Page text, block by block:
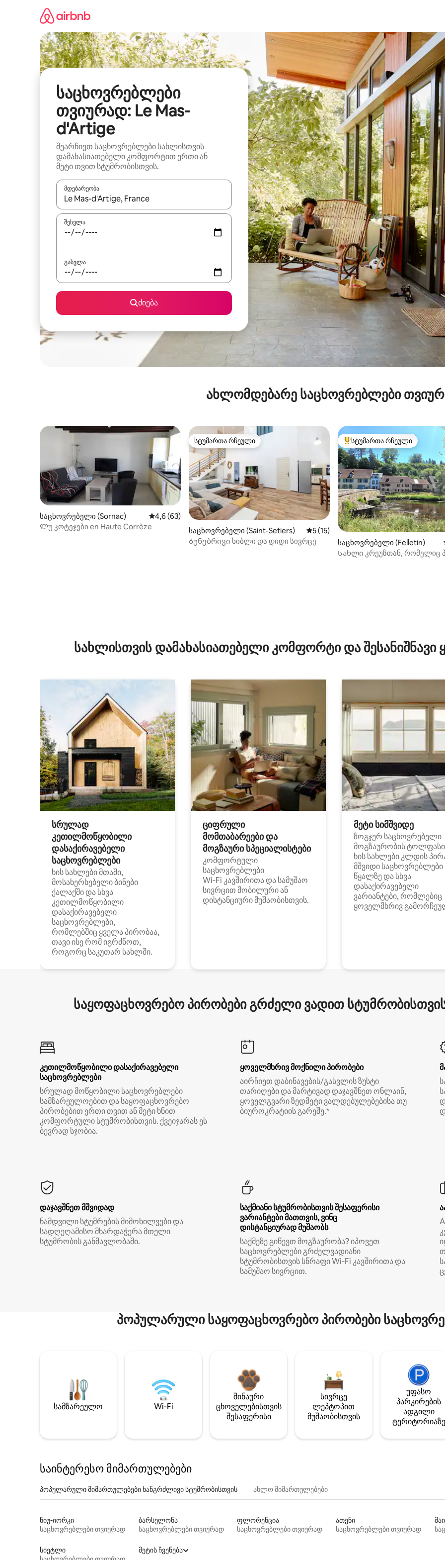
საცხოვრებლები
თვიურად: Le Mas-
d'Artige
შეარჩიეთ საცხოვრებლები სახლისთვის
დამახასიათებელი კომფორტით ერთი ან
მეტი თვით სტუმრობისთვის.
მდებარეობა
როცა შედეგები ხელმისაწვდომი გახდება, ნავიგაციისთვის გამოიყენეთ კლავიშები ზემოთ/ქვემოთ მიმართული ისრებით
შესვლა
გასვლა
ძიება
ახლომდებარე საცხოვრებლები
საცხოვრებელი (Sornac) საშუალო შეფასებაა 5‑დან 4,6, 63 მიმოხილვა
4,6 (63)
Ლუ კოტეჯები en Haute Corrèze
სტუმართა რჩეული
სტუმართა რჩეული
საცხოვრებელი (Saint-Setiers) საშუალო შეფასებაა 5‑დან 5, 15
5 (15)
Ბუნებრივი ხიბლი და დიდი სივრცე
სტუმართა რჩეული მოწინავე
სტუმართა რჩეული
საცხოვრებელი (Felletin)
Სახლი კრეუზთან, რომელიც
სახლისთვის დამახასიათებელი კომფორტი და
სრულად
კეთილმოწყობილი
დასაქირავებელი
საცხოვრებლები
ხის სახლები მთაში,
მოსახერხებელი ბინები
ქალაქში და სხვა
კეთილმოწყობილი
დასაქირავებელი
საცხოვრებლები,
რომლებშიც ყველა პირობაა,
თავი ისე რომ იგრძნოთ,
როგორც საკუთარ სახლში.
ციფრული
მომთაბარეები და
მოგზაური სპეციალისტები
კომფორტული
საცხოვრებლები
Wi‑Fi კავშირითა და სამუშაო
სივრცით მობილური ან
დისტანციური მუშაობისთვის.
მეტი სიმშვიდე
ზოგჯერ საცხოვრებელი
მოგზაურობის
ხის სახლები კლდის
მშვიდი საცხოვრებლები
წყალზე და სხვა
დასაქირავებელი
ვარიანტები, რომლებიც
ყოველმხრივ
საყოფაცხოვრებო პირობები გრძელი ვადით
კეთილმოწყობილი დასაქირავებელი
საცხოვრებლები
სრულად მოწყობილი საცხოვრებლები
სამზარეულოებით და საყოფაცხოვრებო
პირობებით ერთი თვით ან მეტი ხნით
კომფორტული სტუმრობისთვის. ქვეიჯარას ეს
ბევრად სჯობია.
ყოველმხრივ მოქნილი პირობები
აირჩიეთ დაბინავების/გასვლის ზუსტი
თარიღები და მარტივად დაჯავშნეთ ონლაინ,
ყოველგვარი ზედმეტი ვალდებულებებისა თუ
ბიუროკრატიის გარეშე.*
დაჯავშნეთ მშვიდად
ნამდვილი სტუმრების მიმოხილვები და
სადღეღამისო მხარდაჭერა მთელი
სტუმრობის განმავლობაში.
საქმიანი სტუმრობისთვის შესაფერისი
ვარიანტები მათთვის, ვინც
დისტანციურად მუშაობს
საქმეზე გიწევთ მოგზაურობა? იპოვეთ
საცხოვრებლები გრძელვადიანი
სტუმრობისთვის სწრაფი Wi‑Fi კავშირითა და
სამუშაო სივრცით.
პოპულარული საყოფაცხოვრებო პირობები
სამზარეულო Wi-Fi
შინაური
ცხოველებისთვის
შესაფერისი
სივრცე
ლეპტოპით
მუშაობისთვის
უფასო
პარკირების
ადგილი
ტერიტორიაზე
საინტერესო მიმართულებები
პოპულარული მიმართულებები ხანგრძლივი სტუმრობისთვის ახლო მიმართულებები
ნიუ-იორკი
საცხოვრებლები თვიურად
ბარსელონა
საცხოვრებლები თვიურად
ფლორენცია
საცხოვრებლები თვიურად
ათენი
საცხოვრებლები თვიურად
სიეტლი
მეტის ჩვენება